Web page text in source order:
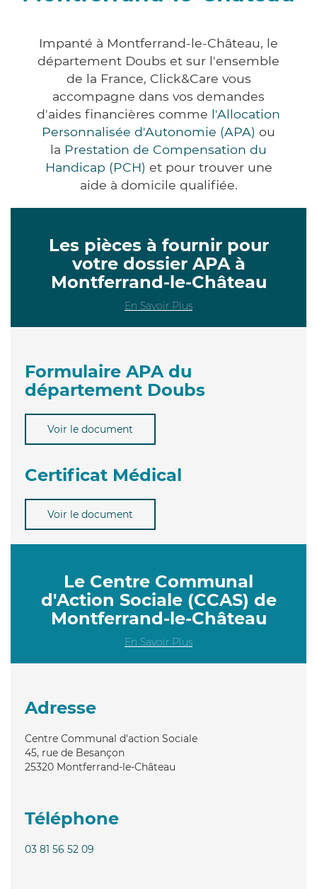
Impanté à Montferrand-le-Château, le
département Doubs et sur l'ensemble
de la France, Click&Care vous
accompagne dans vos demandes
d'aides financières comme l'Allocation
Personnalisée d'Autonomie (APA) ou
la Prestation de Compensation du
Handicap (PCH) et pour trouver une
aide à domicile qualifiée.
Les pièces à fournir pour
votre dossier APA à
Montferrand-le-Château
En Savoir Plus
Formulaire APA du
département Doubs
Voir le document
Certificat Médical
Voir le document
Le Centre Communal
d'Action Sociale (CCAS) de
Montferrand-le-Château
En Savoir Plus
Adresse
Centre Communal d'action Sociale
45, rue de Besançon
25320 Montferrand-le-Château
Téléphone
03 81 56 52 09